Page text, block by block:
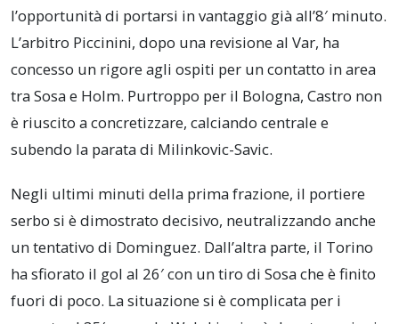
l’opportunità di portarsi in vantaggio già all’8′ minuto.
L’arbitro Piccinini, dopo una revisione al Var, ha
concesso un rigore agli ospiti per un contatto in area
tra Sosa e Holm. Purtroppo per il Bologna, Castro non
è riuscito a concretizzare, calciando centrale e
subendo la parata di Milinkovic-Savic.
Negli ultimi minuti della prima frazione, il portiere
serbo si è dimostrato decisivo, neutralizzando anche
un tentativo di Dominguez. Dall’altra parte, il Torino
ha sfiorato il gol al 26′ con un tiro di Sosa che è finito
fuori di poco. La situazione si è complicata per i